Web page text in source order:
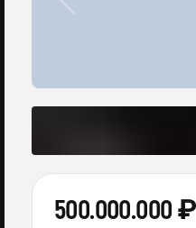
500.000.000 ₽